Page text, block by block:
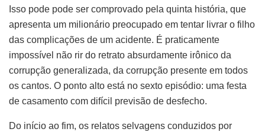
Isso pode pode ser comprovado pela quinta história, que
apresenta um milionário preocupado em tentar livrar o filho
das complicações de um acidente. É praticamente
impossível não rir do retrato absurdamente irônico da
corrupção generalizada, da corrupção presente em todos
os cantos. O ponto alto está no sexto episódio: uma festa
de casamento com difícil previsão de desfecho.
Do início ao fim, os relatos selvagens conduzidos por